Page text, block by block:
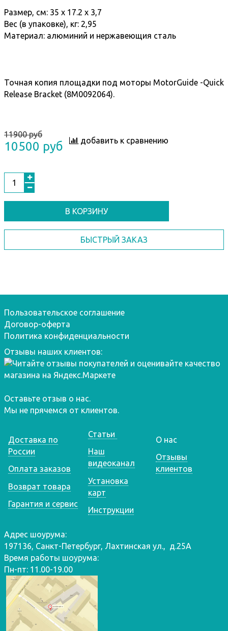
Размер, см: 35 х 17.2 х 3,7
Вес (в упаковке), кг: 2,95
Материал: алюминий и нержавеющия сталь
Точная копия площадки под моторы MotorGuide -Quick
Release Bracket (8M0092064).
11900 руб
10500 руб добавить к сравнению
В КОРЗИНУ
БЫСТРЫЙ ЗАКАЗ
Пользовательское соглашение
Договор-оферта
Политика конфиденциальности
Отзывы наших клиентов:
Оставьте отзыв о нас.
Мы не прячемся от клиентов.
Доставка по
России
Оплата заказов
Возврат товара
Гарантия и сервис
Статьи
Наш
видеоканал
Установка
карт
Инструкции
О нас
Отзывы
клиентов
Адрес шоурума:
197136, Санкт-Петербург, Лахтинская ул., д.25А
Время работы шоурума:
Пн-пт: 11.00-19.00